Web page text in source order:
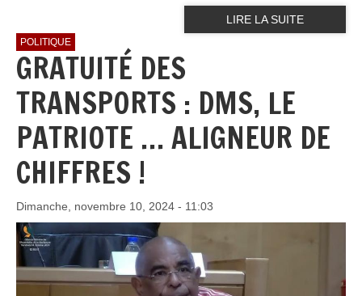
LIRE LA SUITE
POLITIQUE
GRATUITÉ DES
TRANSPORTS : DMS, LE
PATRIOTE … ALIGNEUR DE
CHIFFRES !
Dimanche, novembre 10, 2024 - 11:03